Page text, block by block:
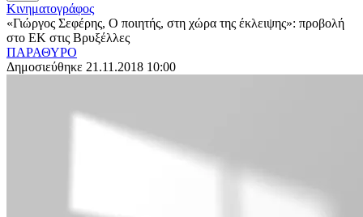
Κινηματογράφος
«Γιώργος Σεφέρης, Ο ποιητής, στη χώρα της έκλειψης»: προβολή
στο ΕΚ στις Βρυξέλλες
ΠΑΡΑΘΥΡΟ
Δημοσιεύθηκε 21.11.2018 10:00